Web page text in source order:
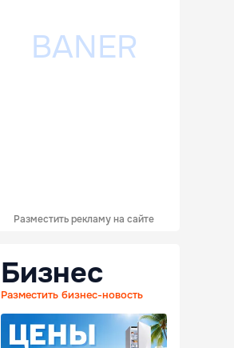
Разместить рекламу на сайте
Бизнес
Разместить бизнес-новость